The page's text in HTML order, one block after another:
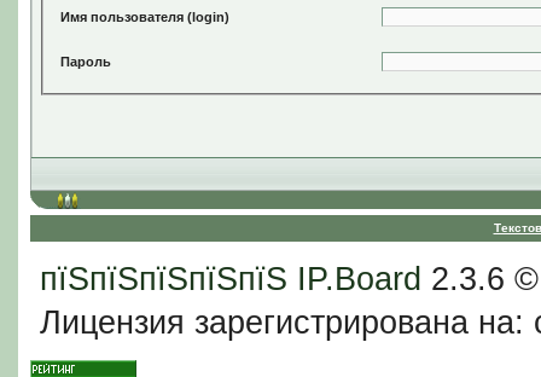
Имя пользователя (login)
Пароль
пїЅпїЅпїЅпїЅпїЅ IP.Board 2.3.6
Лицензия зарегистрирована